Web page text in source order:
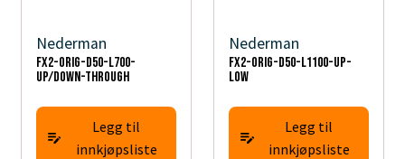
Nederman
FX2-ORIG-D50-L700-
Up/Down-Through
Legg til
innkjøpsliste
Nederman
FX2-ORIG-D50-L1100-Up-
Low
Legg til
innkjøpsliste